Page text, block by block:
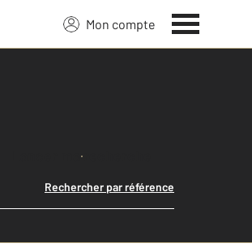
Mon compte
Lancer ma recherche
Rechercher par référence